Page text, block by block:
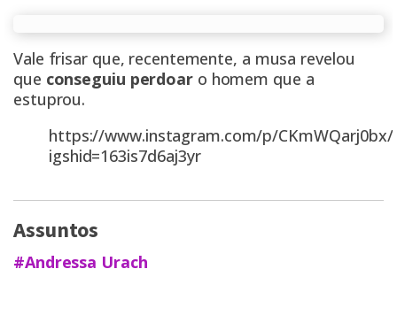
Vale frisar que, recentemente, a musa revelou
que conseguiu perdoar o homem que a
estuprou.
https://www.instagram.com/p/CKmWQarj0bx/
igshid=163is7d6aj3yr
Assuntos
#Andressa Urach